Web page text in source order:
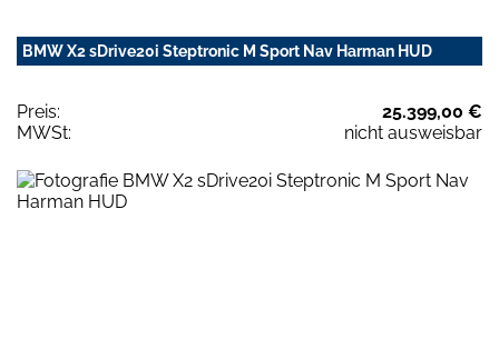
BMW X2 sDrive20i Steptronic M Sport Nav Harman HUD
Preis:
25.399,00 €
MWSt:
nicht ausweisbar